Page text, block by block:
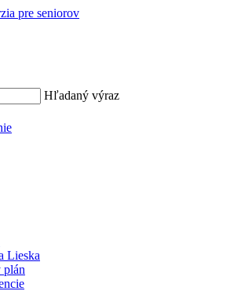
pre seniorov
Hľadaný výraz
Lieska
plán